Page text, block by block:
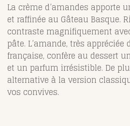
La crème d’amandes apporte
et raffinée au Gâteau Basque.
contraste magnifiquement
pâte. L’amande, très
française, confère au dessert
et un parfum irrésistible. De
alternative à la version
vos convives.